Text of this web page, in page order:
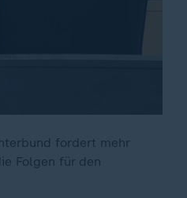
fordert mehr
Folgen für den